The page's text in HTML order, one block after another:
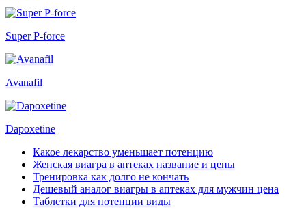
Super P-force
Avanafil
Dapoxetine
Какое лекарство уменьшает потенцию
Женская виагра в аптеках название и цены
Тренировка как долго не кончать
Дешевый аналог виагры в аптеках для мужчин цена
Таблетки для потенции виды